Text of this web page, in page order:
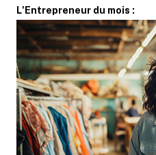
L'Entrepreneur du mois :